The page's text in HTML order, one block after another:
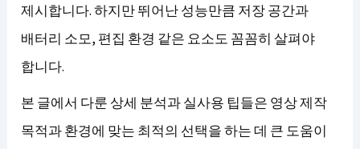
제시합니다. 하지만 뛰어난 성능만큼 저장 공간과
배터리 소모, 편집 환경 같은 요소도 꼼꼼히 살펴야
합니다.
본 글에서 다룬 상세 분석과 실사용 팁들은 영상 제작
목적과 환경에 맞는 최적의 선택을 하는 데 큰 도움이